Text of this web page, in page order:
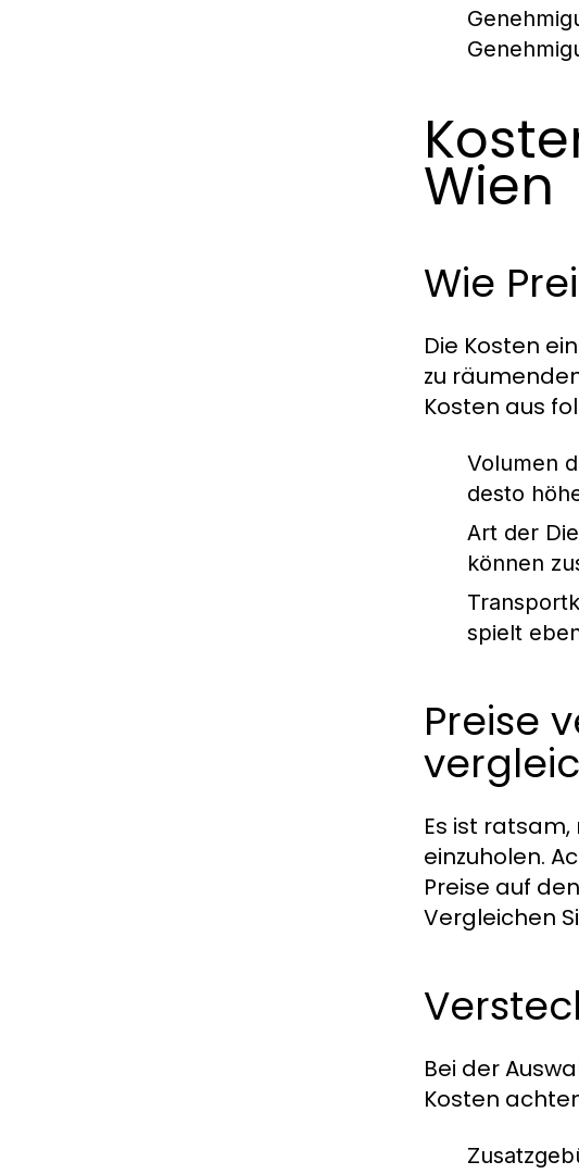
Wien
Wie
Die Kosten
zu
Kosten aus
Volumen
desto
Art der
können
spielt
Preise
Es ist
einzuholen.
Preise auf
Vergleichen
Bei der
Kosten